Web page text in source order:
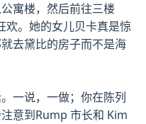
寓楼，然后前往三楼
欢。她的女儿贝卡真是惊
去黛比的房子而不是海
一说，一做；你在陈列
意到Rump 市长和 Kim